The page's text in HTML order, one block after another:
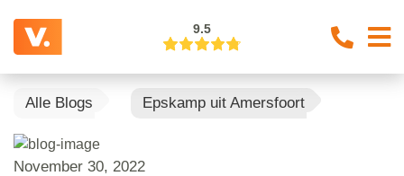
9.5
Alle Blogs Epskamp uit Amersfoort
November 30, 2022